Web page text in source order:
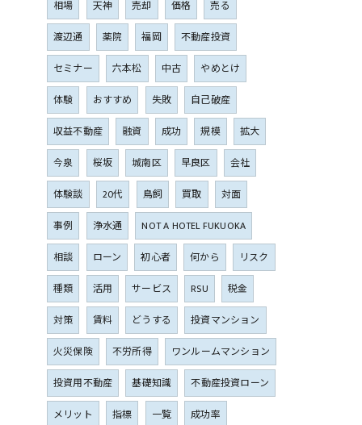
相場
天神 売却 価格
売る
渡辺通
薬院 福岡
不動産投資
セミナー
六本松 中古
やめとけ
体験
おすすめ 失敗
自己破産
収益不動産
融資 成功 規模
拡大
今泉
桜坂 城南区 早良区
会社
体験談
20代 鳥飼 買取
対面
事例
浄水通
NOT A HOTEL FUKUOKA
相談
ローン 初心者 何から
リスク
種類
活用 サービス RSU
税金
対策
賃料 どうする
投資マンション
火災保険
不労所得
ワンルームマンション
投資用不動産
基礎知識
不動産投資ローン
メリット
指標 一覧 成功率